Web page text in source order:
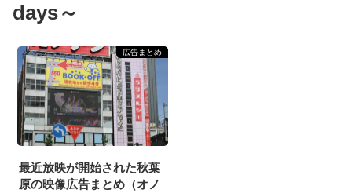
days～
広告まとめ
最近放映が開始された秋葉
原の映像広告まとめ（オノ